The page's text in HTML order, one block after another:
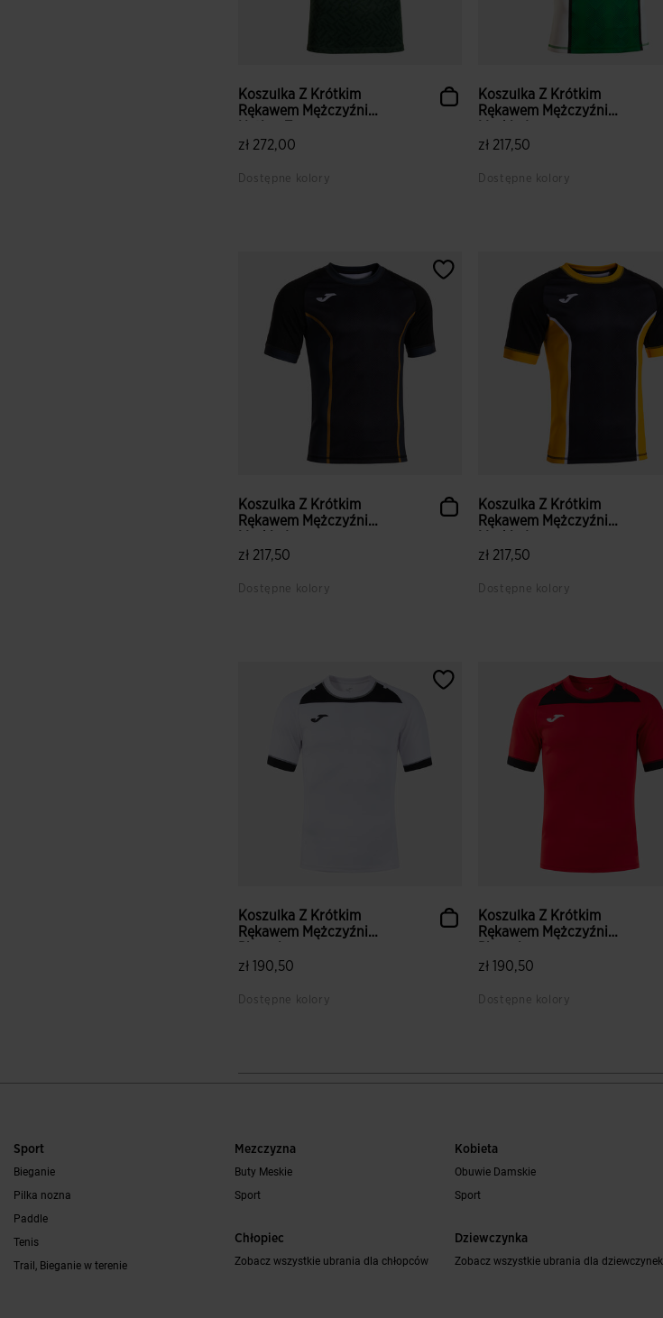
Koszulka Z Krótkim
Rękawem Mężczyźni
zł 272,00
Dostępne kolory
Koszulka Z Krótkim
Rękawem Mężczyźni
zł 217,50
Dostępne kolory
Koszulka Z Krótkim
Rękawem Mężczyźni
zł 217,50
Dostępne kolory
Koszulka Z Krótkim
Rękawem Mężczyźni
zł 217,50
Dostępne kolory
Koszulka Z Krótkim
Rękawem Mężczyźni
zł 190,50
Dostępne kolory
4,6 z 5 ocen klientów
Koszulka Z Krótkim
Rękawem Mężczyźni
zł 190,50
Dostępne kolory
5 z 5 ocen klientów
Sport
Bieganie
Pilka nozna
Paddle
Tenis
Trail, Bieganie w terenie
Mezczyzna
Buty Meskie
Sport
Chłopiec
Zobacz wszystkie ubrania dla chłopców
Kobieta
Obuwie Damskie
Sport
Dziewczynka
Zobacz wszystkie ubrania dla dziewczynek